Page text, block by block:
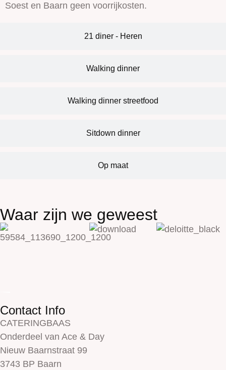
21 diner - Heren
Walking dinner
Walking dinner streetfood
Sitdown dinner
Op maat
Soest en Baarn geen voorrijkosten.
Waar zijn we geweest
Contact Info
CATERINGBAAS
Onderdeel van Ace & Day
Nieuw Baarnstraat 99
3743 BP Baarn